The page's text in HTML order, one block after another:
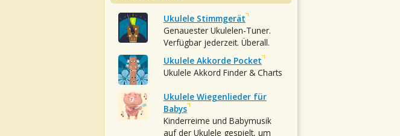
Ukulele Stimmgerät
Genauester Ukulelen-Tuner.
Verfügbar jederzeit. Überall.
Ukulele Akkorde Pocket
Ukulele Akkord Finder & Charts
Ukulele Wiegenlieder für
Babys
Kinderreime und Babymusik
auf der Ukulele gespielt, um